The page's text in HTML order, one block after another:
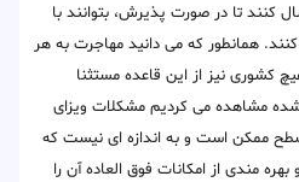
کنند تا در صورت پذیرش، بتوانند با
همانطور که می دانید مهاجرت به هر
کشوری نیز از این قاعده مستثنا
مشاهده می کردیم مشکلات ویزای
ممکن است و به اندازه ای نیست که
مندی از امکانات فوق العاده آن را